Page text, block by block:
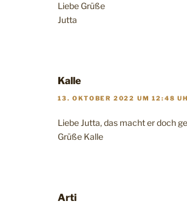
Liebe Grüße
Jutta
Kalle
13. OKTOBER 2022 UM 12:48
Liebe Jutta, das macht er doch
Grüße Kalle
Arti